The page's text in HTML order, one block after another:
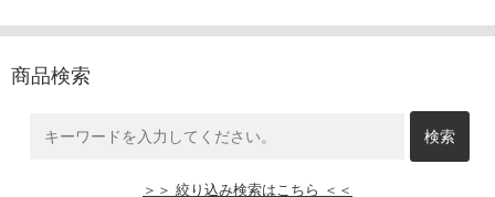
商品検索
＞＞ 絞り込み検索はこちら ＜＜